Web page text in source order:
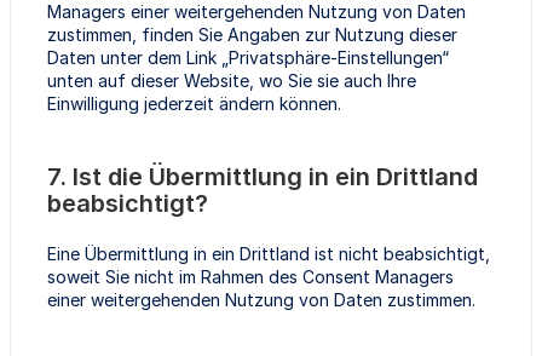
Managers einer weitergehenden Nutzung von Daten
zustimmen, finden Sie Angaben zur Nutzung dieser
Daten unter dem Link „Privatsphäre-Einstellungen“
unten auf dieser Website, wo Sie sie auch Ihre
Einwilligung jederzeit ändern können.
7. Ist die Übermittlung in ein Drittland
beabsichtigt?
Eine Übermittlung in ein Drittland ist nicht beabsichtigt,
soweit Sie nicht im Rahmen des Consent Managers
einer weitergehenden Nutzung von Daten zustimmen.